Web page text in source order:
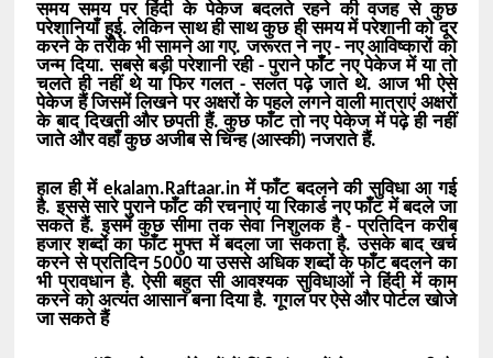
समय समय पर हिंदी के पेकेज बदलते रहने की वजह से कुछ
परेशानियाँ हुई. लेकिन साथ ही साथ कुछ ही समय में परेशानी को दूर
करने के तरीके भी सामने आ गए. जरूरत ने नए - नए आविष्कारों को
जन्म दिया. सबसे बड़ी परेशानी रही - पुराने फॉँट नए पेकेज में या तो
चलते ही नहीं थे या फिर गलत - सलत पढ़े जाते थे. आज भी ऐसे
पेकेज हैं जिसमें लिखने पर अक्षरों के पहले लगने वाली मात्राएं अक्षरों
के बाद दिखती और छपती हैं. कुछ फाँट तो नए पेकेज में पढ़े ही नहीं
जाते और वहाँ कुछ अजीब से चिन्ह (आस्की) नजराते हैं.
हाल ही में ekalam.Raftaar.in में फाँट बदलने की सुविधा आ गई
है. इससे सारे पुराने फाँट की रचनाएं या रिकार्ड नए फाँट में बदले जा
सकते हैं. इसमें कुछ सीमा तक सेवा निशुलक है - प्रतिदिन करीब
हजार शब्दों का फाँट मुफ्त में बदला जा सकता है. उसके बाद खर्च
करने से प्रतिदिन 5000 या उससे अधिक शब्दों के फाँट बदलने का
भी प्रावधान है. ऐसी बहुत सी आवश्यक सुविधाओं ने हिंदी में काम
करने को अत्यंत आसान बना दिया है. गूगल पर ऐसे और पोर्टल खोजे
जा सकते हैं